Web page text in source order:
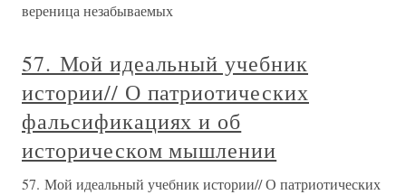
вереница незабываемых
57. Мой идеальный учебник
истории// О патриотических
фальсификациях и об
историческом мышлении
57. Мой идеальный учебник истории// О патриотических